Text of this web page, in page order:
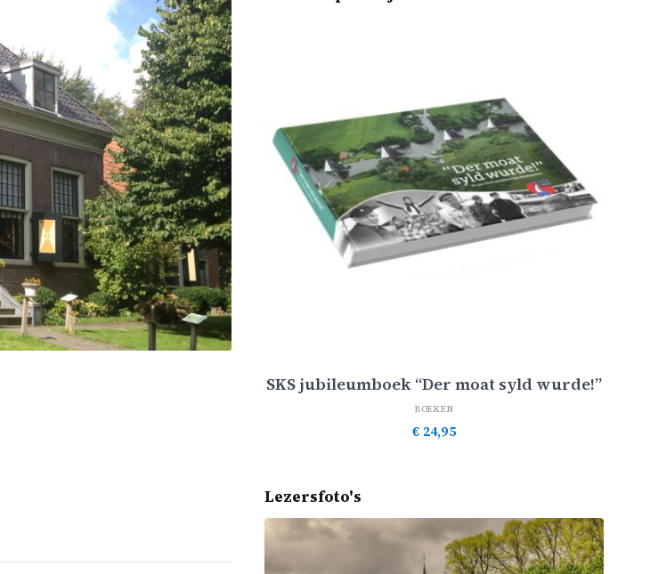
SKS jubileumboek “Der moat syld wurde!”
BOEKEN
€ 24,95
Lezersfoto's